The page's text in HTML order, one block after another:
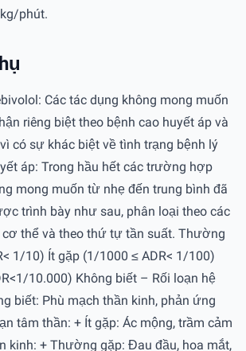
phút.
Các tác dụng không mong muốn
riêng biệt theo bệnh cao huyết áp và
có sự khác biệt về tình trạng bệnh lý
áp: Trong hầu hết các trường hợp
mong muốn từ nhẹ đến trung bình đã
trình bày như sau, phân loại theo các
thể và theo thứ tự tần suất. Thường
1/10) Ít gặp (1/1000 ≤ ADR< 1/100)
10.000) Không biết – Rối loạn hệ
biết: Phù mạch thần kinh, phản ứng
tâm thần: + Ít gặp: Ác mộng, trầm cảm
kinh: + Thường gặp: Đau đầu, hoa mắt,